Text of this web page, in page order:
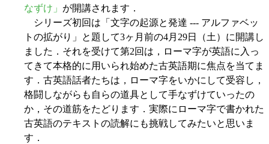
なずけ」 が開講されます．
シリーズ初回は「文字の起源と発達 --- アルファベッ
トの拡がり」と題して3ヶ月前の4月29日（土）に開講し
ました．それを受けて第2回は，ローマ字が英語に入っ
てきて本格的に用いられ始めた古英語期に焦点を当てま
す．古英語話者たちは，ローマ字をいかにして受容し，
格闘しながらも自らの道具として手なずけていったの
か，その道筋をたどります．実際にローマ字で書かれた
古英語のテキストの読解にも挑戦してみたいと思いま
す．